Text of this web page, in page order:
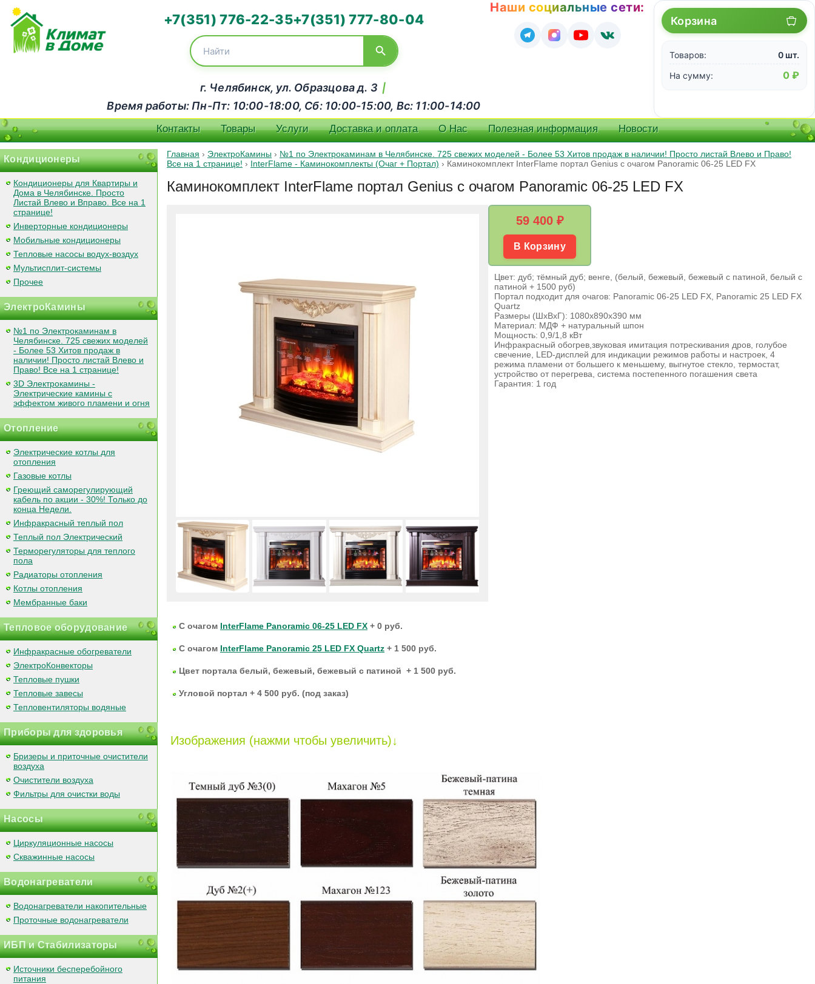
+7(351) 776-22-35+7(351) 777-80-04
г. Челябинск, ул. Образцова д. 3 |
Время работы: Пн-Пт: 10:00-18:00, Сб: 10:00-15:00, Вс: 11:00-14:00
Наши социальные сети:
Корзина
Товаров:
0 шт.
На сумму:
0 ₽
Контакты Товары Услуги Доставка и оплата О Нас Полезная информация Новости
Кондиционеры
Кондиционеры для Квартиры и
Дома в Челябинске. Просто
Листай Влево и Вправо. Все на 1
странице!
Инверторные кондиционеры
Мобильные кондиционеры
Тепловые насосы водух-воздух
Мультисплит-системы
Прочее
ЭлектроКамины
№1 по Электрокаминам в
Челябинске. 725 свежих моделей
- Более 53 Хитов продаж в
наличии! Просто листай Влево и
Право! Все на 1 странице!
3D Электрокамины -
Электрические камины с
эффектом живого пламени и огня
Отопление
Электрические котлы для
отопления
Газовые котлы
Греющий саморегулирующий
кабель по акции - 30%! Только до
конца Недели.
Инфракрасный теплый пол
Теплый пол Электрический
Терморегуляторы для теплого
пола
Радиаторы отопления
Котлы отопления
Мембранные баки
Тепловое оборудование
Инфракрасные обогреватели
ЭлектроКонвекторы
Тепловые пушки
Тепловые завесы
Тепловентиляторы водяные
Приборы для здоровья
Бризеры и приточные очистители
воздуха
Очистители воздуха
Фильтры для очистки воды
Насосы
Циркуляционные насосы
Скважинные насосы
Водонагреватели
Водонагреватели накопительные
Проточные водонагреватели
ИБП и Стабилизаторы
Источники бесперебойного
питания
Главная › ЭлектроКамины › №1 по Электрокаминам в Челябинске. 725 свежих моделей - Более 53 Хитов продаж в наличии! Просто листай Влево и Право!
Все на 1 странице! › InterFlame - Каминокомплекты (Очаг + Портал) › Каминокомплект InterFlame портал Genius с очагом Panoramic 06-25 LED FX
Каминокомплект InterFlame портал Genius с очагом Panoramic 06-25 LED FX
59 400 ₽
В Корзину
Цвет: дуб; тёмный дуб; венге, (белый, бежевый, бежевый с патиной, белый с
патиной + 1500 руб)
Портал подходит для очагов: Panoramic 06-25 LED FX, Panoramic 25 LED FX
Quartz
Размеры (ШхВхГ): 1080х890х390 мм
Материал: МДФ + натуральный шпон
Мощность: 0,9/1,8 кВт
Инфракрасный обогрев,звуковая имитация потрескивания дров, голубое
свечение, LED-дисплей для индикации режимов работы и настроек, 4
режима пламени от большего к меньшему, выгнутое стекло, термостат,
устройство от перегрева, система постепенного погашения света
Гарантия: 1 год
С очагом InterFlame Panoramic 06-25 LED FX + 0 руб.
С очагом InterFlame Panoramic 25 LED FX Quartz + 1 500 руб.
Цвет портала белый, бежевый, бежевый с патиной + 1 500 руб.
Угловой портал + 4 500 руб. (под заказ)
Изображения (нажми чтобы увеличить)↓